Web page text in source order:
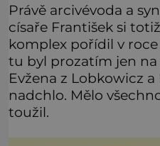
Právě arcivévoda a
císaře František si
komplex pořídil v
tu byl prozatím jen na
Evžena z Lobkowicz
nadchlo. Mělo
toužil.